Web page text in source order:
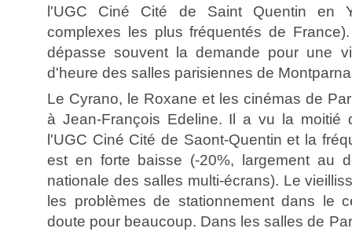
l'UGC Ciné Cité de Saint Quentin en
complexes les plus fréquentés de
dépasse souvent la demande pour une
d'heure des salles parisiennes de
Le Cyrano, le Roxane et les cinémas de
à Jean-François Edeline. Il a vu la moitié
l'UGC Ciné Cité de Saont-Quentin et la
est en forte baisse (-20%, largement au
nationale des salles multi-écrans). Le
les problèmes de stationnement dans le
doute pour beaucoup. Dans les salles de